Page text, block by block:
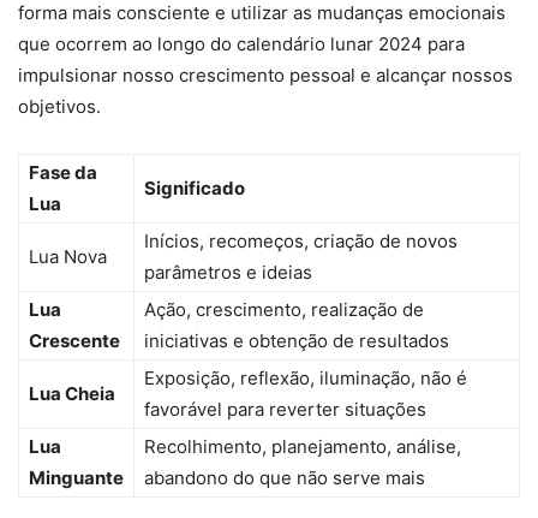
forma mais consciente e utilizar as mudanças emocionais
que ocorrem ao longo do calendário lunar 2024 para
impulsionar nosso crescimento pessoal e alcançar nossos
objetivos.
Fase da
Lua
Significado
Lua Nova
Inícios, recomeços, criação de novos
parâmetros e ideias
Lua
Crescente
Ação, crescimento, realização de
iniciativas e obtenção de resultados
Lua Cheia
Exposição, reflexão, iluminação, não é
favorável para reverter situações
Lua
Minguante
Recolhimento, planejamento, análise,
abandono do que não serve mais